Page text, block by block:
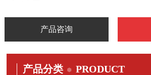
产品咨询
产品分类 PRODUCT